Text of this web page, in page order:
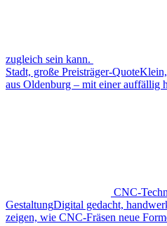
zugleich sein kann.
Stadt, große Preisträger-Quote
aus Oldenburg – mit einer auffällig
CNC-
GestaltungDigital gedacht,
zeigen, wie CNC-Fräsen neue